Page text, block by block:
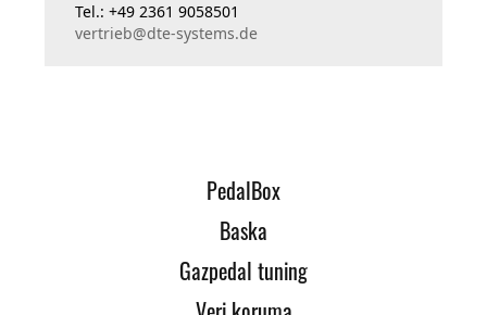
Tel.: +49 2361 9058501
vertrieb@dte-systems.de
PedalBox
Baska
Gazpedal tuning